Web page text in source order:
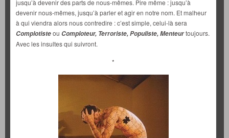
jusqu’à devenir des parts de nous-mêmes. Pire même : jusqu’à
devenir nous-mêmes, jusqu’à parler et agir en notre nom. Et malheur
à qui viendra alors nous contredire : c’est simple, celui-là sera
Complotisteou Comploteur, Terroriste, Populiste, Menteurtoujours.
Avec les insultes qui suivront.
*